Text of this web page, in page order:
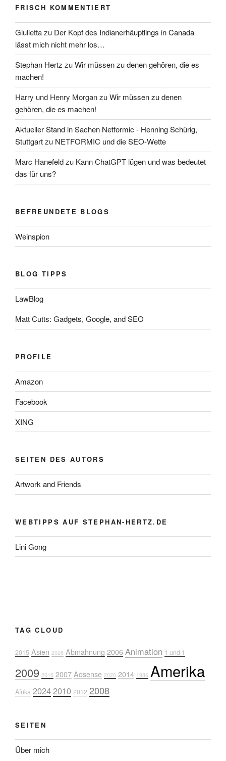
FRISCH KOMMENTIERT
Giuliettazu Der Kopf des Indianerhäuptlings in Canada
lässt mich nicht mehr los…
Stephan Hertz zuWir müssen zu denen gehören, die es
machen!
Harry und Henry MorganzuWir müssen zu denen
gehören, die es machen!
Aktueller Stand in Sachen Netformic - Henning Schürig,
Stuttgartzu NETFORMIC und die SEO-Wette
Marc Hanefeldzu Kann ChatGPT lügen und was bedeutet
das für uns?
BEFREUNDETE BLOGS
Weinspion
BLOG TIPPS
LawBlog
Matt Cutts: Gadgets, Google, and SEO
PROFILE
Amazon
Facebook
XING
SEITEN DES AUTORS
Artwork and Friends
WEBTIPPS AUF STEPHAN-HERTZ.DE
Lini Gong
TAG CLOUD
2015 Asien 2028 Abmahnung 2006 Animation 1 und 1
2009 2016 2007 Adsense 2020 2014 1986 Amerika
Afrika 20242010 2012 2008
SEITEN
Über mich